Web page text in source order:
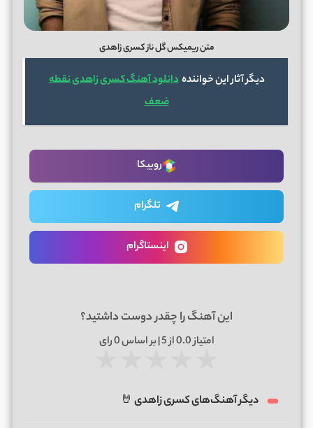
متن ریمیکس گل ناز کسری زاهدی
دیگر آثار این خوانندهدانلود آهنگ کسری زاهدی نقطه
ضعف
روبیکا
تلگرام
اینستاگرام
این آهنگ را چقدر دوست داشتید؟
امتیاز0.0از 5 | بر اساس 0رای
دیگر آهنگ‌های کسری زاهدی 🤘